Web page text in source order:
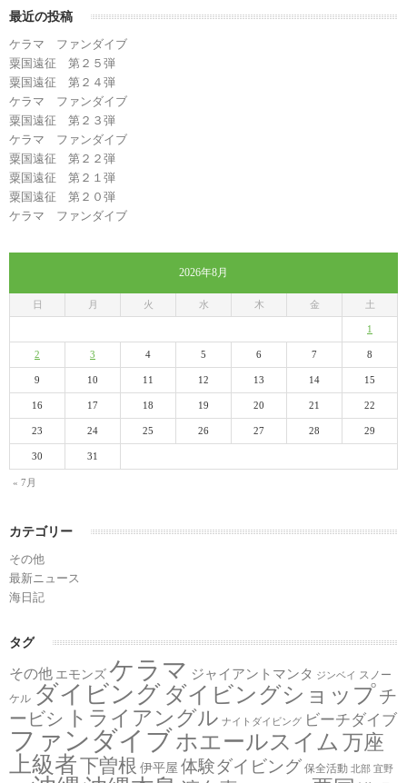
最近の投稿
ケラマ ファンダイブ
粟国遠征 第２５弾
粟国遠征 第２４弾
ケラマ ファンダイブ
粟国遠征 第２３弾
ケラマ ファンダイブ
粟国遠征 第２２弾
粟国遠征 第２１弾
粟国遠征 第２０弾
ケラマ ファンダイブ
2026年8月
日 月 火 水 木 金 土
« 7月
1
2 3 4 5 6 7 8
9 10 11 12 13 14 15
16 17 18 19 20 21 22
23 24 25 26 27 28 29
30 31
カテゴリー
その他
最新ニュース
海日記
タグ
その他 エモンズ ケラマ ジャイアントマンタ ジンベイ
スノー
ケル ダイビング ダイビングショップチ
ービシ トライアングル ナイトダイビング ビーチダイブ
ファンダイブホエールスイム 万座
上級者下曽根 伊平屋 体験ダイビング 保全活動 北部 宜野